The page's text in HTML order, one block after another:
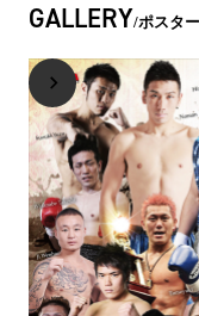
GALLERY ポスタ